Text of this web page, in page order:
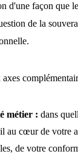
d'une façon que
de la
métier : dans
au cœur de votre
de votre